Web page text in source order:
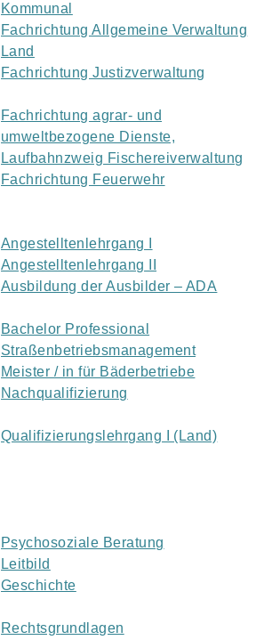
Kommunal
Fachrichtung Allgemeine Verwaltung
Land
Fachrichtung Justizverwaltung
Fachrichtung agrar- und
umweltbezogene Dienste,
Laufbahnzweig Fischereiverwaltung
Fachrichtung Feuerwehr
Angestelltenlehrgang I
Angestelltenlehrgang II
Ausbildung der Ausbilder – ADA
Bachelor Professional
Straßenbetriebsmanagement
Meister / in für Bäderbetriebe
Nachqualifizierung
Qualifizierungslehrgang I (Land)
Psychosoziale Beratung
Leitbild
Geschichte
Rechtsgrundlagen